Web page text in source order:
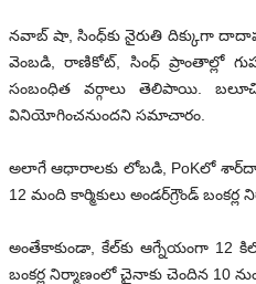
నవాబ్ షా, సింధ్‌కు నైరుతి దిక్కుగా
వెంబడి, రాణికోట్, సింధ్ ప్రాంతాల్లో
సంబంధిత వర్గాలు తెలిపాయి.
వినియోగించనుందని సమాచారం.
అలాగే ఆధారాలకు లోబడి, PoKలో శార్‌దాలో
12 మంది కార్మికులు అండర్‌గ్రౌండ్
అంతేకాకుండా, కేల్‌కు ఆగ్నేయంగా 12
బంకర్ల నిర్మాణంలో చైనాకు చెందిన 10